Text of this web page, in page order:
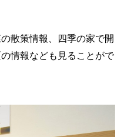
散策情報、四季の家で開
情報なども見ることがで